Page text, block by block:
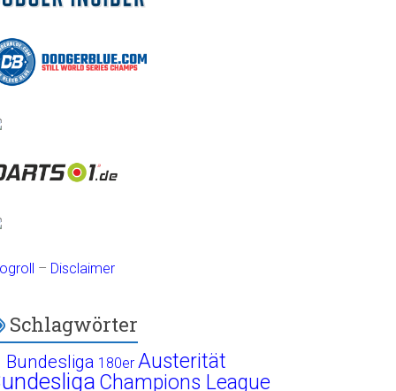
– Disclaimer
Schlagwörter
Bundesliga 180er Austerität
Champions League